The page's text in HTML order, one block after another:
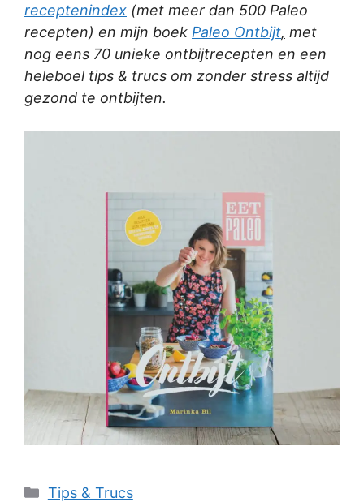
receptenindex (met meer dan 500 Paleo
recepten) en mijn boek Paleo Ontbijt, met
nog eens 70 unieke ontbijtrecepten en een
heleboel tips & trucs om zonder stress altijd
gezond te ontbijten.
Categories
Tips & Trucs